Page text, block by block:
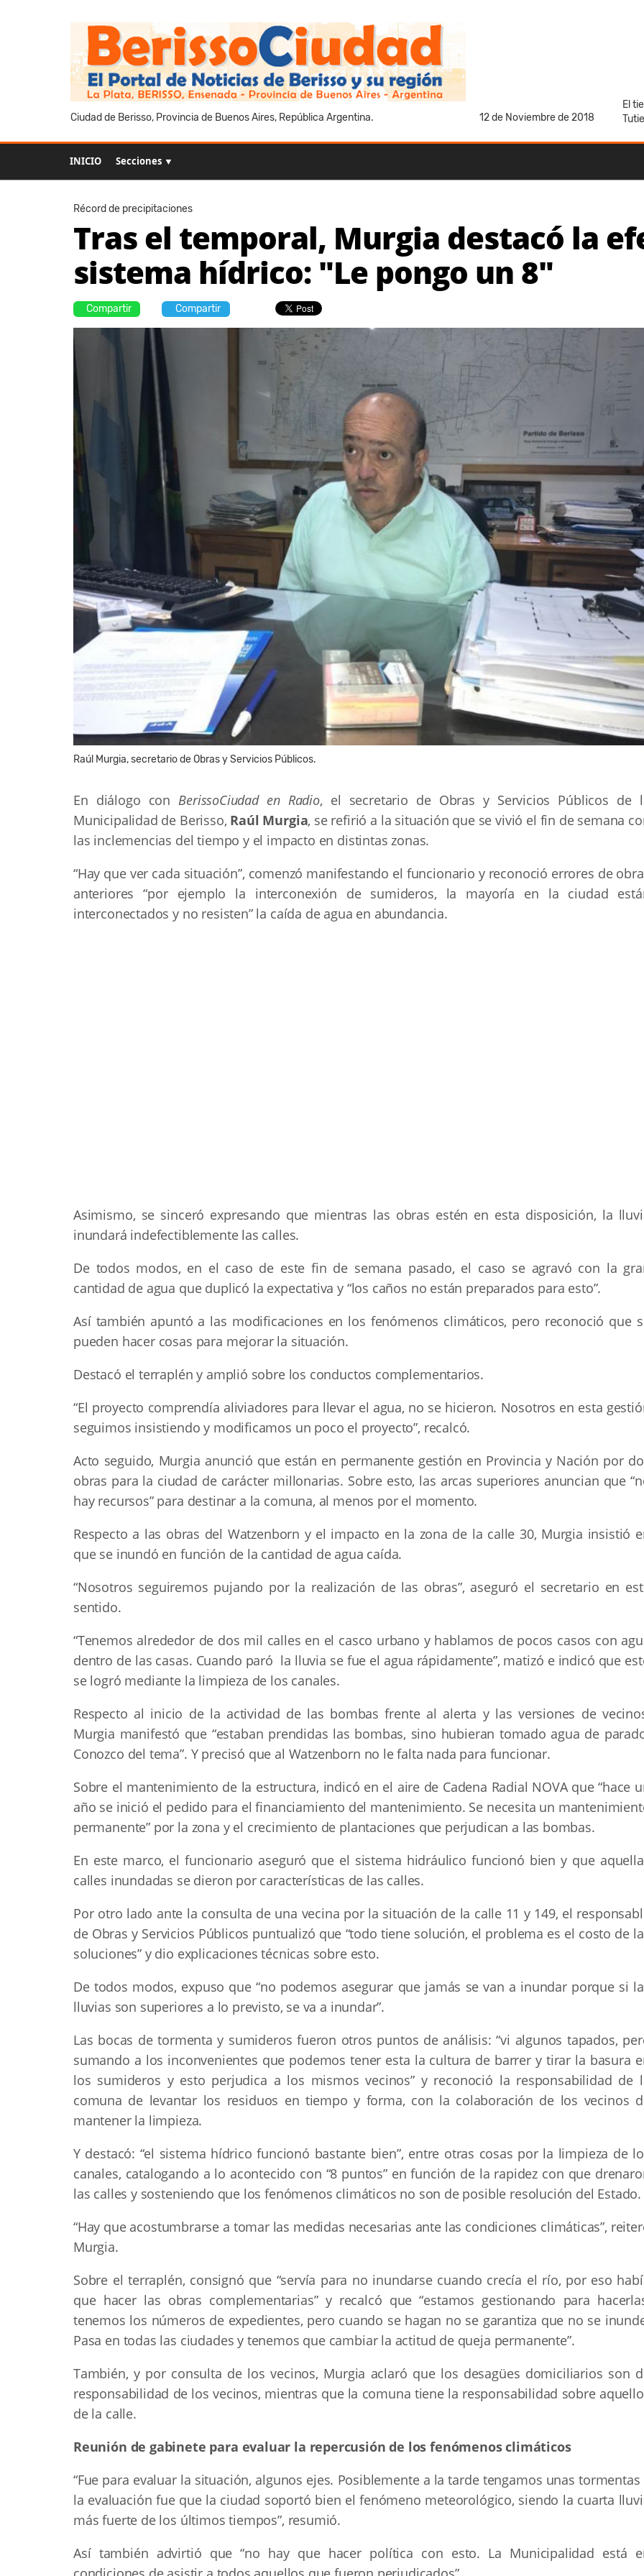
Ciudad de Berisso, Provincia de Buenos Aires, República Argentina. 12 de Noviembre de 2018
El
INICIO Secciones ▼
Récord de precipitaciones
Tras el temporal, Murgia destacó la
sistema hídrico: "Le pongo un 8"
Compartir Compartir
Raúl Murgia, secretario de Obras y Servicios Públicos.
En diálogo con BerissoCiudad en Radio, el secretario de Obras y Servicios Públicos de
Municipalidad de Berisso, Raúl Murgia, se refirió a la situación que se vivió el fin de semana
las inclemencias del tiempo y el impacto en distintas zonas.
“Hay que ver cada situación”, comenzó manifestando el funcionario y reconoció errores de
anteriores “por ejemplo la interconexión de sumideros, la mayoría en la ciudad
interconectados y no resisten” la caída de agua en abundancia.
Asimismo, se sinceró expresando que mientras las obras estén en esta disposición, la
inundará indefectiblemente las calles.
De todos modos, en el caso de este fin de semana pasado, el caso se agravó con la
cantidad de agua que duplicó la expectativa y “los caños no están preparados para esto”.
Así también apuntó a las modificaciones en los fenómenos climáticos, pero reconoció que
pueden hacer cosas para mejorar la situación.
Destacó el terraplén y amplió sobre los conductos complementarios.
“El proyecto comprendía aliviadores para llevar el agua, no se hicieron. Nosotros en esta
seguimos insistiendo y modificamos un poco el proyecto”, recalcó.
Acto seguido, Murgia anunció que están en permanente gestión en Provincia y Nación por
obras para la ciudad de carácter millonarias. Sobre esto, las arcas superiores anuncian que
hay recursos” para destinar a la comuna, al menos por el momento.
Respecto a las obras del Watzenborn y el impacto en la zona de la calle 30, Murgia insistió
que se inundó en función de la cantidad de agua caída.
“Nosotros seguiremos pujando por la realización de las obras”, aseguró el secretario en
sentido.
“Tenemos alrededor de dos mil calles en el casco urbano y hablamos de pocos casos con
dentro de las casas. Cuando paró la lluvia se fue el agua rápidamente”, matizó e indicó que
se logró mediante la limpieza de los canales.
Respecto al inicio de la actividad de las bombas frente al alerta y las versiones de
Murgia manifestó que “estaban prendidas las bombas, sino hubieran tomado agua de
Conozco del tema”. Y precisó que al Watzenborn no le falta nada para funcionar.
Sobre el mantenimiento de la estructura, indicó en el aire de Cadena Radial NOVA que “hace
año se inició el pedido para el financiamiento del mantenimiento. Se necesita un
permanente” por la zona y el crecimiento de plantaciones que perjudican a las bombas.
En este marco, el funcionario aseguró que el sistema hidráulico funcionó bien y que
calles inundadas se dieron por características de las calles.
Por otro lado ante la consulta de una vecina por la situación de la calle 11 y 149, el
de Obras y Servicios Públicos puntualizó que “todo tiene solución, el problema es el costo de
soluciones” y dio explicaciones técnicas sobre esto.
De todos modos, expuso que “no podemos asegurar que jamás se van a inundar porque si
lluvias son superiores a lo previsto, se va a inundar”.
Las bocas de tormenta y sumideros fueron otros puntos de análisis: “vi algunos tapados,
sumando a los inconvenientes que podemos tener esta la cultura de barrer y tirar la basura
los sumideros y esto perjudica a los mismos vecinos” y reconoció la responsabilidad de
comuna de levantar los residuos en tiempo y forma, con la colaboración de los vecinos
mantener la limpieza.
Y destacó: “el sistema hídrico funcionó bastante bien”, entre otras cosas por la limpieza de
canales, catalogando a lo acontecido con “8 puntos” en función de la rapidez con que
las calles y sosteniendo que los fenómenos climáticos no son de posible resolución del Estado.
“Hay que acostumbrarse a tomar las medidas necesarias ante las condiciones climáticas”,
Murgia.
Sobre el terraplén, consignó que “servía para no inundarse cuando crecía el río, por eso
que hacer las obras complementarias” y recalcó que “estamos gestionando para
tenemos los números de expedientes, pero cuando se hagan no se garantiza que no se
Pasa en todas las ciudades y tenemos que cambiar la actitud de queja permanente”.
También, y por consulta de los vecinos, Murgia aclaró que los desagües domiciliarios son
responsabilidad de los vecinos, mientras que la comuna tiene la responsabilidad sobre
de la calle.
Reunión de gabinete para evaluar la repercusión de los fenómenos climáticos
“Fue para evaluar la situación, algunos ejes. Posiblemente a la tarde tengamos unas tormentas
la evaluación fue que la ciudad soportó bien el fenómeno meteorológico, siendo la cuarta
más fuerte de los últimos tiempos”, resumió.
Así también advirtió que “no hay que hacer política con esto. La Municipalidad está